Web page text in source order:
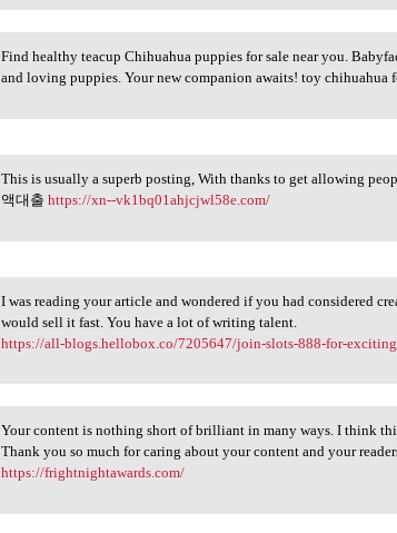
Find healthy teacup Chihuahua
Find healthy teacup Chihuahua puppies for sale near you.
and loving puppies. Your new companion awaits! toy chihuahua
This is usually a superb
This is usually a superb posting, With thanks to get allowing
액대출https://xn--vk1bq01ahjcjwl58e.com/
I was reading your article
I was reading your article and wondered if you had considered
would sell it fast. You have a lot of writing talent.
https://all-blogs.hellobox.co/7205647/join-slots-888-for-exciting-
Your content is nothing short
Your content is nothing short of brilliant in many ways. I think
Thank you so much for caring about your content and your
https://frightnightawards.com/